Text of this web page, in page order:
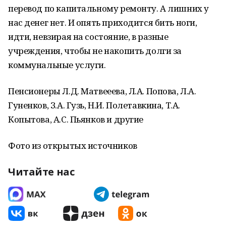
перевод по капитальному ремонту. А лишних у
нас денег нет. И опять приходится бить ноги,
идти, невзирая на состояние, в разные
учреждения, чтобы не накопить долги за
коммунальные услуги.
Пенсионеры Л.Д. Матвееева, Л.А. Попова, Л.А.
Гуненков, З.А. Гузь, Н.И. Полетавкина, Т.А.
Копытова, А.С. Пьянков и другие
Фото из открытых источников
Читайте нас